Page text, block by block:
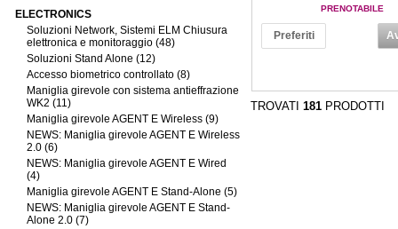
ELECTRONICS
Soluzioni Network, Sistemi ELM Chiusura
elettronica e monitoraggio (48)
Soluzioni Stand Alone (12)
Accesso biometrico controllato (8)
Maniglia girevole con sistema antieffrazione
WK2 (11)
Maniglia girevole AGENT E Wireless (9)
NEWS: Maniglia girevole AGENT E Wireless
2.0 (6)
NEWS: Maniglia girevole AGENT E Wired
(4)
Maniglia girevole AGENT E Stand-Alone (5)
NEWS: Maniglia girevole AGENT E Stand-
Alone 2.0 (7)
PRENOTABILE
Preferiti
TROVATI 181 PRODOTTI